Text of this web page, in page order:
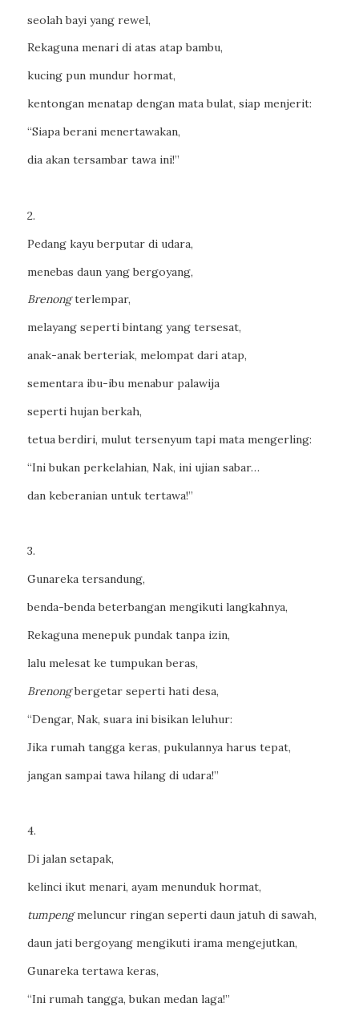
seolah bayi yang rewel,
Rekaguna menari di atas atap bambu,
kucing pun mundur hormat,
kentongan menatap dengan mata bulat, siap menjerit:
“Siapa berani menertawakan,
dia akan tersambar tawa ini!”
2.
Pedang kayu berputar di udara,
menebas daun yang bergoyang,
Brenongterlempar,
melayang seperti bintang yang tersesat,
anak-anak berteriak, melompat dari atap,
sementara ibu-ibu menabur palawija
seperti hujan berkah,
tetua berdiri, mulut tersenyum tapi mata mengerling:
“Ini bukan perkelahian, Nak, ini ujian sabar…
dan keberanian untuk tertawa!”
3.
Gunareka tersandung,
benda-benda beterbangan mengikuti langkahnya,
Rekaguna menepuk pundak tanpa izin,
lalu melesat ke tumpukan beras,
Brenongbergetar seperti hati desa,
“Dengar, Nak, suara ini bisikan leluhur:
Jika rumah tangga keras, pukulannya harus tepat,
jangan sampai tawa hilang di udara!”
4.
Di jalan setapak,
kelinci ikut menari, ayam menunduk hormat,
tumpengmeluncur ringan seperti daun jatuh di sawah,
daun jati bergoyang mengikuti irama mengejutkan,
Gunareka tertawa keras,
“Ini rumah tangga, bukan medan laga!”